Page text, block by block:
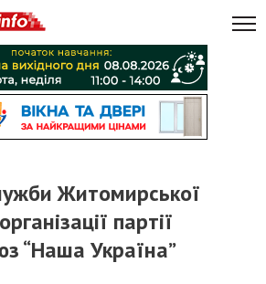
Житомирської
партії
“Наша Україна”